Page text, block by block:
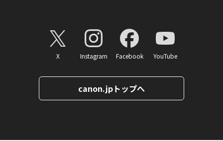
X Instagram Facebook YouTube
canon.jpトップへ